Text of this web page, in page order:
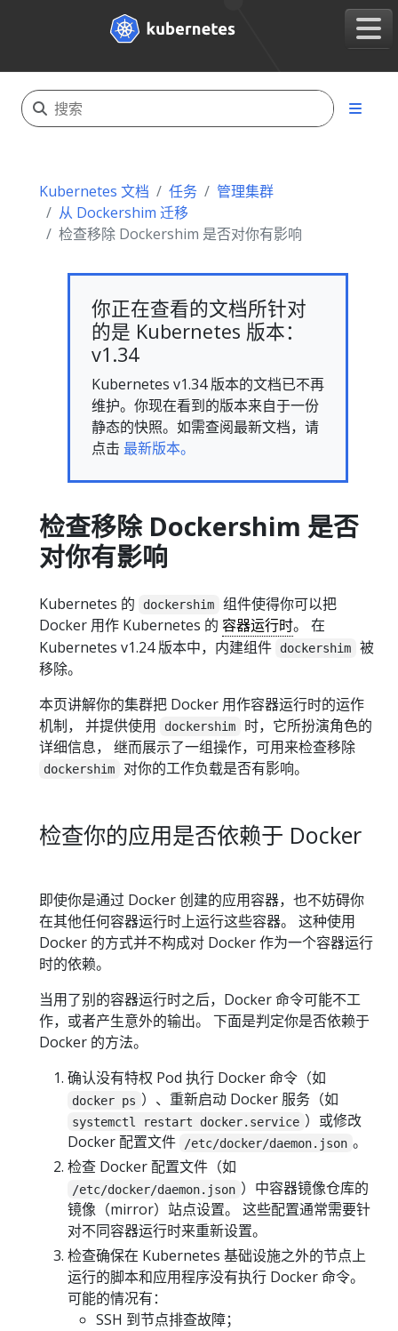
Kubernetes 文档 任务
管理集群
从 Dockershim 迁移
检查移除 Dockershim 是否对你有影响
你正在查看的文档所针对
的是 Kubernetes 版本：
v1.34
Kubernetes v1.34 版本的文档已不再
维护。你现在看到的版本来自于一份
静态的快照。如需查阅最新文档，请
点击 最新版本。
检查移除 Dockershim 是否
对你有影响
Kubernetes 的 dockershim
组件使得你可以把
Docker 用作 Kubernetes 的 容器运行时。 在
Kubernetes v1.24 版本中，内建组件
dockershim
被
移除。
本页讲解你的集群把 Docker 用作容器运行时的运作
机制， 并提供使用
dockershim
时，它所扮演角色的
详细信息， 继而展示了一组操作，可用来检查移除
dockershim 对你的工作负载是否有影响。
检查你的应用是否依赖于 Docker
即使你是通过 Docker 创建的应用容器，也不妨碍你
在其他任何容器运行时上运行这些容器。 这种使用
Docker 的方式并不构成对 Docker 作为一个容器运行
时的依赖。
当用了别的容器运行时之后，Docker 命令可能不工
作，或者产生意外的输出。 下面是判定你是否依赖于
Docker 的方法。
确认没有特权 Pod 执行 Docker 命令（如
docker ps ）、重新启动 Docker 服务（如
systemctl restart docker.service ）或修改
Docker 配置文件
/etc/docker/daemon.json 。
检查 Docker 配置文件（如
/etc/docker/daemon.json ）中容器镜像仓库的
镜像（mirror）站点设置。 这些配置通常需要针
对不同容器运行时来重新设置。
检查确保在 Kubernetes 基础设施之外的节点上
运行的脚本和应用程序没有执行 Docker 命令。
可能的情况有：
SSH 到节点排查故障；